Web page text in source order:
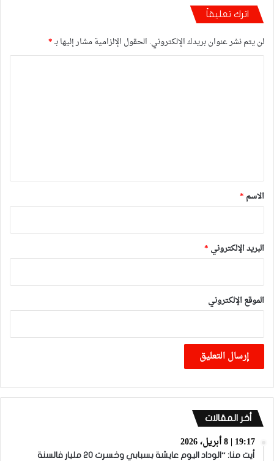
اترك تعليقاً
لن يتم نشر عنوان بريدك الإلكتروني. الحقول الإلزامية مشار إليها بـ*
*
الاسم *
البريد الإلكتروني *
الموقع الإلكتروني
أخر المقالات
19:17 | 8 أبريل، 2026
أيت منا: “الوداد اليوم عايشة بسبابي وخسرت 20 مليار فالسنة